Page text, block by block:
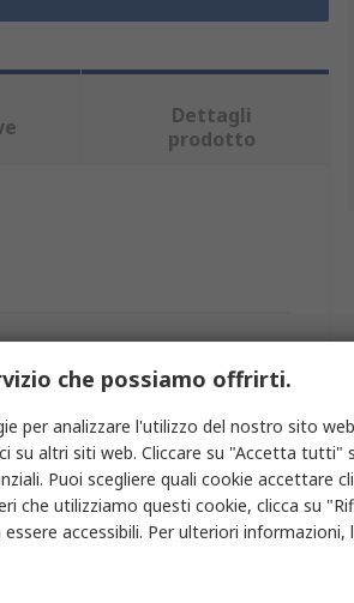
Dettagli
prodotto
mobili con telaio tubolare
che possiamo offrirti.
per analizzare l'utilizzo del nostro sito
su altri siti web. Cliccare su "Accetta tutti"
Puoi scegliere quali cookie accettare
che utilizziamo questi cookie, clicca su
accessibili. Per ulteriori informazioni,